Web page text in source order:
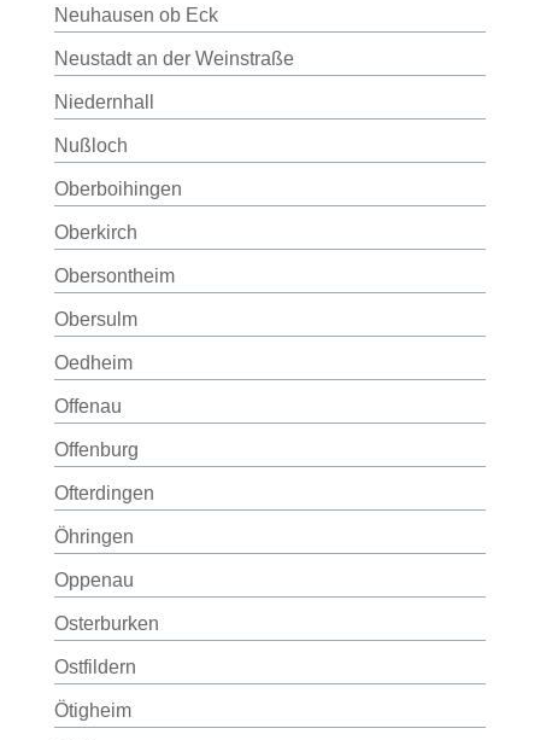
Neuhausen ob Eck
Neustadt an der Weinstraße
Niedernhall
Nußloch
Oberboihingen
Oberkirch
Obersontheim
Obersulm
Oedheim
Offenau
Offenburg
Ofterdingen
Öhringen
Oppenau
Osterburken
Ostfildern
Ötigheim